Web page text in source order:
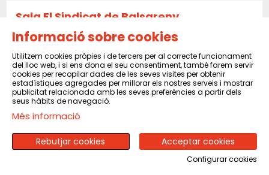
Sala El Sindicat de Balsareny
CENTRE CULTURAL I RECREATIU DE PINEDA
DE MAR
Informació sobre cookies
Utilitzem cookies pròpies i de tercers per al correcte funcionament
del lloc web, i si ens dona el seu consentiment, també farem servir
cookies per recopilar dades de les seves visites per obtenir
estadístiques agregades per millorar els nostres serveis i mostrar
publicitat relacionada amb les seves preferències a partir dels
seus hàbits de navegació.
Més informació
Acceptar cookies
Rebutjar cookies
Configurar cookies